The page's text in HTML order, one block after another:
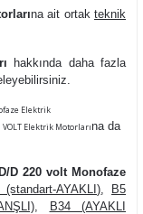
na ait ortakteknik
hakkında daha fazla
Elektrik
VOLT Elektrik Motorlarına da
D 220 volt Monofaze
(standart-AYAKLI),
B5
,
B34 (AYAKLI